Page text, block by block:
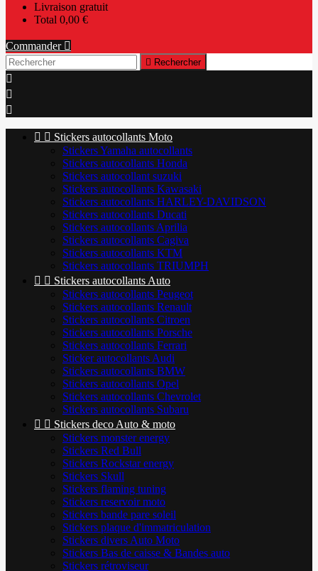
Livraison gratuit
Total 0,00 €
Commander 
 Rechercher



  Stickers autocollants Moto
Stickers Yamaha autocollants
Stickers autocollants Honda
Stickers autocollant suzuki
Stickers autocollants Kawasaki
Stickers autocollants HARLEY-DAVIDSON
Stickers autocollants Ducati
Stickers autocollants Aprilia
Stickers autocollants Cagiva
Stickers autocollants KTM
Stickers autocollants TRIUMPH
  Stickers autocollants Auto
Stickers autocollants Peugeot
Stickers autocollants Renault
Stickers autocollants Citroen
Stickers autocollants Porsche
Stickers autocollants Ferrari
Sticker autocollants Audi
Stickers autocollants BMW
Stickers autocollants Opel
Stickers autocollants Chevrolet
Stickers autocollants Subaru
  Stickers deco Auto & moto
Stickers monster energy
Stickers Red Bull
Stickers Rockstar energy
Stickers Skull
Stickers flaming tuning
Stickers reservoir moto
Stickers bande pare soleil
Stickers plaque d'immatriculation
Stickers divers Auto Moto
Stickers Bas de caisse & Bandes auto
Stickers rétroviseur